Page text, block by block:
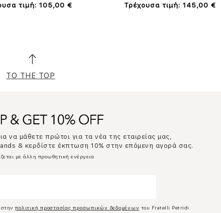
τιμή: 105,00 € Τρέχουσα τιμή: 145,00 €
TO THE TOP
να μάθετε πρώτοι για τα νέα της εταιρείας μας,
& κερδίστε έκπτωση 10% στην επόμενη αγορά σας.
με άλλη προωθητική ενέργεια
στηνπολιτική προστασίας προσωπικών δεδομένων του Fratelli Petridi